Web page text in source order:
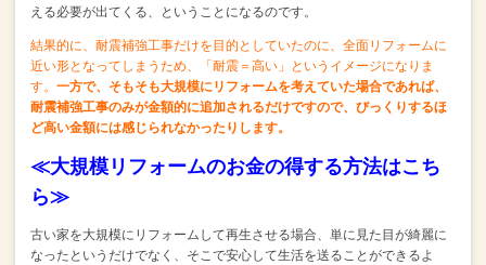
える必要が出てくる、ということになるのです。
結果的に、耐震補強工事だけを目的としていたのに、 全面リフォームに
近い形となってしまうため、「耐震＝高い」というイメージになりま
す。 一方で、そもそも大規模にリフォームを考えていた場合であれば、
耐震補強工事のみが金額的に追加されるだけですので、 びっくりするほ
ど高い金額には感じられなかったりします。
≪大規模リフォームのお金の得する方法はこち
ら≫
古い家を大規模にリフォームして再生させる場合、 単に見た目が綺麗に
なったというだけでなく、 そこで安心して生活を送ることができるよ